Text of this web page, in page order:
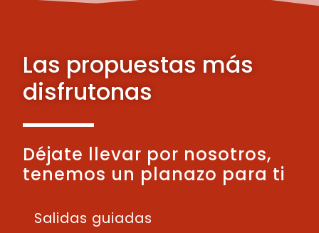
Las propuestas más
disfrutonas
Déjate llevar por nosotros,
tenemos un planazo para ti
Salidas guiadas